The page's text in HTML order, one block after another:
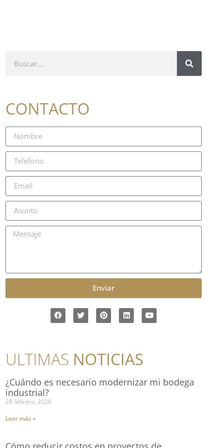
CONTACTO
Enviar
ULTIMAS NOTICIAS
¿Cuándo es necesario modernizar mi bodega
industrial?
28 febrero, 2026
Leer más »